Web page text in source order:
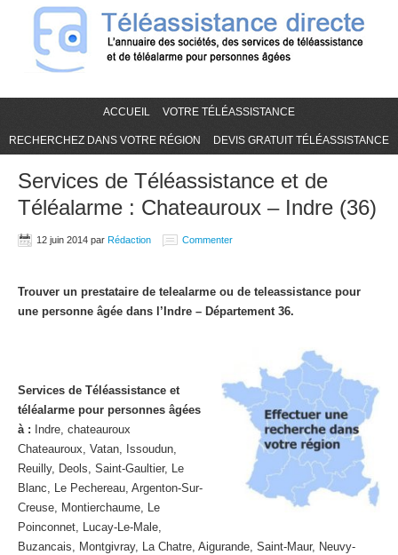
ACCUEIL VOTRE TÉLÉASSISTANCE
RECHERCHEZ DANS VOTRE RÉGION DEVIS GRATUIT TÉLÉASSISTANCE
Services de Téléassistance et de
Téléalarme : Chateauroux – Indre (36)
12 juin 2014 par Rédaction Commenter
Trouver un prestataire de telealarme ou de teleassistance pour
une personne âgée dans l’Indre – Département 36.
Services de Téléassistance et
téléalarme pour personnes âgées
à : Indre, chateauroux
Chateauroux, Vatan, Issoudun,
Reuilly, Deols, Saint-Gaultier, Le
Blanc, Le Pechereau, Argenton-Sur-
Creuse, Montierchaume, Le
Poinconnet, Lucay-Le-Male,
Buzancais, Montgivray, La Chatre, Aigurande, Saint-Maur, Neuvy-